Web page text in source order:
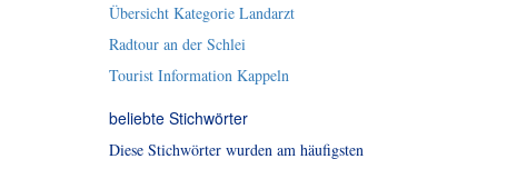
Übersicht Kategorie Landarzt
Radtour an der Schlei
Tourist Information Kappeln
beliebte Stichwörter
Diese Stichwörter wurden am häufigsten